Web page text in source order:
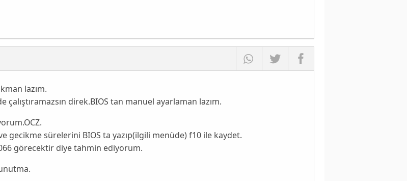
lazım.
çalıştıramazsın direk.BIOS tan manuel ayarlaman lazım.
gecikme sürelerini BIOS ta yazıp(ilgili menüde) f10 ile kaydet.
görecektir diye tahmin ediyorum.